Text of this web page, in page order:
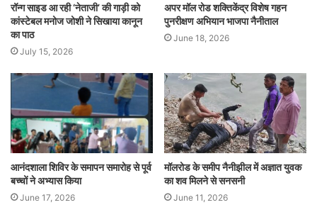
रॉन्ग साइड आ रही ‘नेताजी’ की गाड़ी को
कांस्टेबल मनोज जोशी ने सिखाया कानून
का पाठ
July 15, 2026
अपर मॉल रोड शक्तिकेंद्र विशेष गहन
पुनरीक्षण अभियान भाजपा नैनीताल
June 18, 2026
आनंदशाला शिविर के समापन समारोह से पूर्व
बच्चों ने अभ्यास किया
June 17, 2026
मॉलरोड के समीप नैनीझील में अज्ञात युवक
का शव मिलने से सनसनी
June 11, 2026